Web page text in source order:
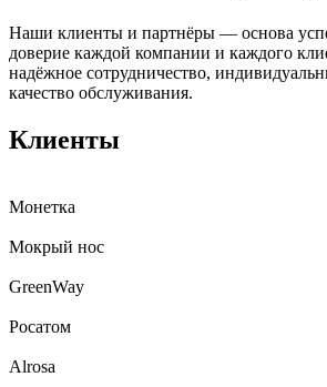
Наши клиенты и партнёры — основа
доверие каждой компании и каждого
надёжное сотрудничество,
качество обслуживания.
Клиенты
Монетка
Мокрый нос
GreenWay
Росатом
Alrosa